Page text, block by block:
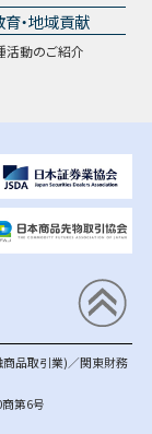
・地域貢献
活動のご紹介
品取引業)／関東財務
第6号